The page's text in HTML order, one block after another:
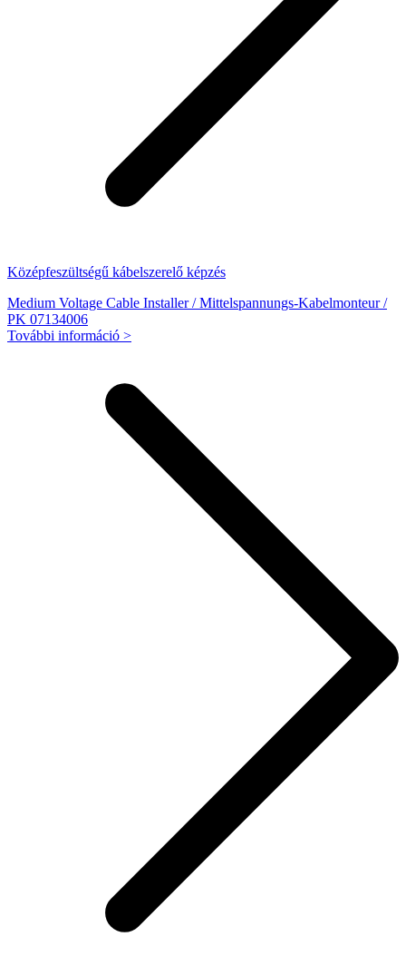
Középfeszültségű kábelszerelő képzés
Medium Voltage Cable Installer / Mittelspannungs-Kabelmonteur /
PK 07134006
További információ >